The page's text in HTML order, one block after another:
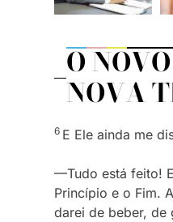
O
NOVA
6 E Ele ainda me
—Tudo está feito!
Princípio e o Fim.
darei de beber, de